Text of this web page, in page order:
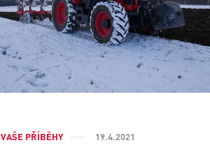
VAŠE PŘÍBĚHY 19.4.2021